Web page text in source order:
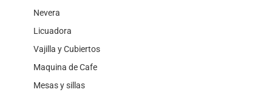
Nevera
Licuadora
Vajilla y Cubiertos
Maquina de Cafe
Mesas y sillas